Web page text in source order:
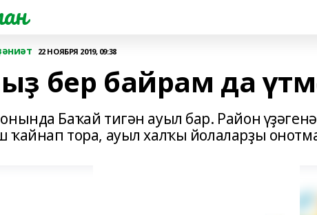
22 НОЯБРЯ 2019, 09:38
бер байрам да
Баҡай тигән ауыл бар. Район
ҡайнап тора, ауыл халҡы йолаларҙы